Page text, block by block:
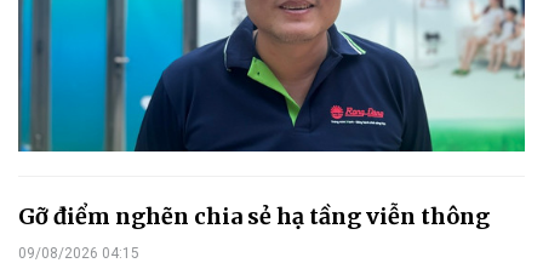
Gỡ điểm nghẽn chia sẻ hạ tầng viễn thông
09/08/2026 04:15